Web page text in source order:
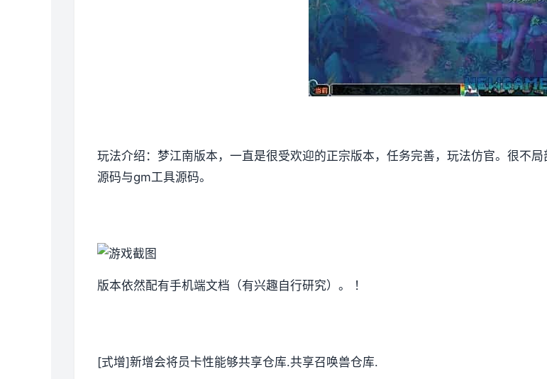
玩法介绍：梦江南版本，一直是很受欢迎的正宗版本，任务完善，玩法仿官。很不
源码与gm工具源码。
版本依然配有手机端文档（有兴趣自行研究）。 ！
[式增]新增会将员卡性能够共享仓库.共享召唤兽仓库.